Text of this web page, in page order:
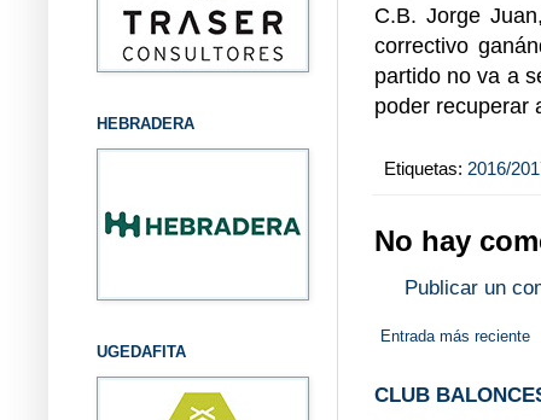
C.B. Jorge
correctivo
partido no va a
poder recuperar
Etiquetas: 2016/
No hay
Publicar un
Entrada más reciente
CLUB
HEBRADERA
UGEDAFITA